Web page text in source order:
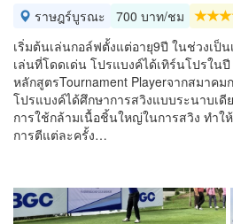
ราษฎร์บูรณะ 700 บาท/ชม
เริ่มต้นเล่นกอล์ฟตั้งแต่อายุ9ปี ในช่วงเป็
เล่นที่โดดเด่น โปรแบงค์ได้เทิร์นโปรใน
หลักสูตรTournament Playerจากสมาค
โปรแบงค์ได้ศึกษาการสวิงแบบระนาบเดี
การใช้กล้ามเนื้อชิ้นใหญ่ในการสวิง ทำ
การตีแต่ละครั้ง…